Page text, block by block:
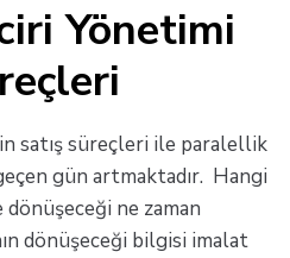
Yönetimi
satış süreçleri ile paralellik
gün artmaktadır. Hangi
dönüşeceği ne zaman
dönüşeceği bilgisi imalat